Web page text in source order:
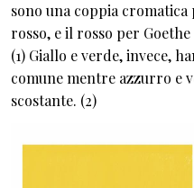
sono una coppia
rosso, e il rosso per
(1) Giallo e verde, invece,
comune mentre azzurro e
scostante. (2)